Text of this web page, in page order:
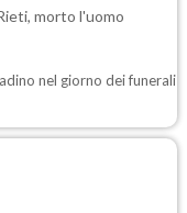
morto l'uomo
nel giorno dei funerali